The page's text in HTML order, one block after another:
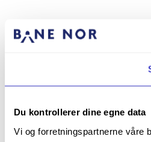
Du kontrollerer dine egne data
Vi og forretningspartnerne våre